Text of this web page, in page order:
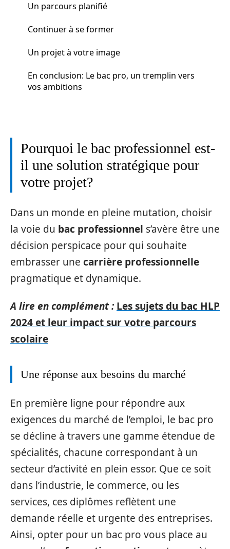
Un parcours planifié
Continuer à se former
Un projet à votre image
En conclusion: Le bac pro, un tremplin vers
vos ambitions
Pourquoi le bac professionnel est-
il une solution stratégique pour
votre projet?
Dans un monde en pleine mutation, choisir
la voie du bac professionnel s’avère être une
décision perspicace pour qui souhaite
embrasser une carrière professionnelle
pragmatique et dynamique.
A lire en complément : Les sujets du bac HLP
2024 et leur impact sur votre parcours
scolaire
Une réponse aux besoins du marché
En première ligne pour répondre aux
exigences du marché de l’emploi, le bac pro
se décline à travers une gamme étendue de
spécialités, chacune correspondant à un
secteur d’activité en plein essor. Que ce soit
dans l’industrie, le commerce, ou les
services, ces diplômes reflètent une
demande réelle et urgente des entreprises.
Ainsi, opter pour un bac pro vous place au